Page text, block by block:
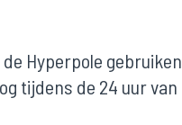
Hyperpole gebruiken
tijdens de 24 uur van